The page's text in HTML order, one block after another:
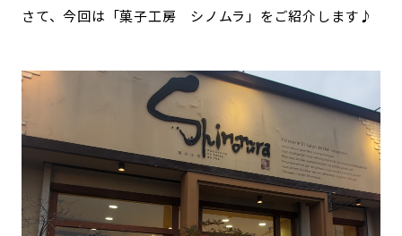
さて、今回は「菓子工房 シノムラ」をご紹介します♪